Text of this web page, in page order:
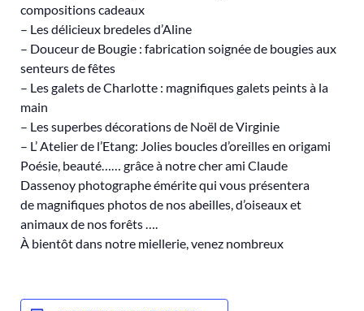
compositions cadeaux
– Les délicieux bredeles d’Aline
– Douceur de Bougie : fabrication soignée de bougies aux
senteurs de fêtes
– Les galets de Charlotte : magnifiques galets peints à la
main
– Les superbes décorations de Noël de Virginie
– L’ Atelier de l’Etang: Jolies boucles d’oreilles en origami
Poésie, beauté…… grâce à notre cher ami Claude
Dassenoy photographe émérite qui vous présentera
de magnifiques photos de nos abeilles, d’oiseaux et
animaux de nos forêts ….
À bientôt dans notre miellerie, venez nombreux